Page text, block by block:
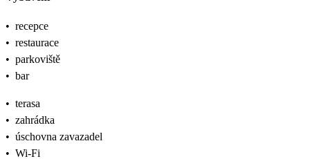
• recepce
• restaurace
• parkoviště
• bar
• terasa
• zahrádka
• úschovna zavazadel
• Wi-Fi